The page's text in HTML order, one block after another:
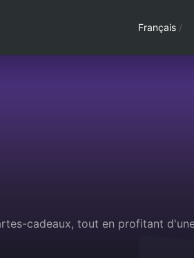
Français /
cadeaux, tout en profitant